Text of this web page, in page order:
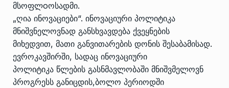
მსოფლoოსადმი.
„ღია ინოვაციები“. ინოვაციური პოლიტიკა
მნიშვნელოვნად განსხვავდება ქვეყნების
მიხედვით, მათი განვითარების დონის შესაბამისად.
ევროკავშირში, სადაც ინოვაციური
პოლიტიკა წლების გასნმავლობაში მნიშვმელოვნ
პროგრესს განიცდის,ბოლო პერიოდში